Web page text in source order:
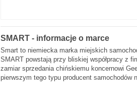
SMART - informacje o marce
Smart to niemiecka marka miejskich
SMART powstają przy bliskiej współpracy z
zamiar sprzedania chińskiemu koncernowi
pierwszym tego typu producent samochodów